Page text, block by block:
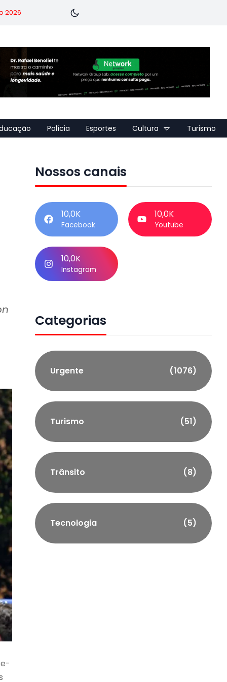
2026
Polícia Esportes Cultura Turismo
Nossos canais
10,0K
Facebook
10,0K
Youtube
10,0K
Instagram
Categorias
Urgente (1076)
Turismo (51)
Trânsito (8)
Tecnologia (5)